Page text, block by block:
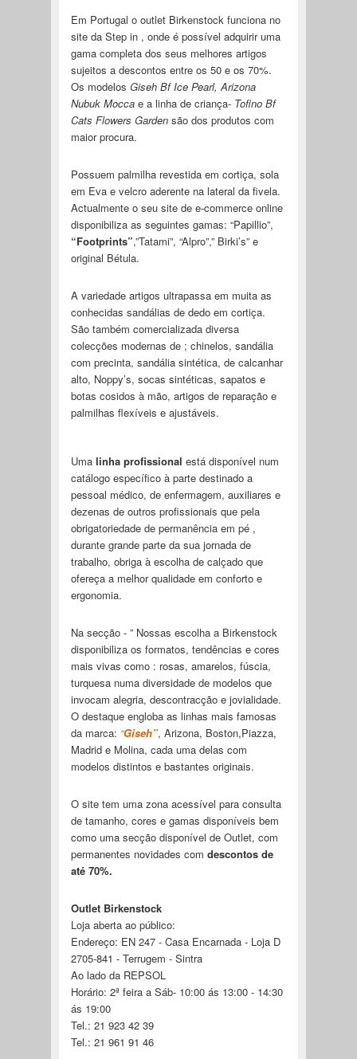
Em Portugal o outlet Birkenstock funciona no
site da Step in , onde é possível adquirir uma
gama completa dos seus melhores artigos
sujeitos a descontos entre os 50 e os 70%.
Os modelos Giseh Bf Ice Pearl, Arizona
Nubuk Moccae a linha de criança- Tofino Bf
Cats Flowers Gardensão dos produtos com
maior procura.
Possuem palmilha revestida em cortiça, sola
em Eva e velcro aderente na lateral da fivela.
Actualmente o seu site de e-commerce online
disponibiliza as seguintes gamas: “Papillio”,
“Footprints”,”Tatami”, “Alpro”,” Birki’s” e
original Bétula.
A variedade artigos ultrapassa em muita as
conhecidas sandálias de dedo em cortiça.
São também comercializada diversa
colecções modernas de ; chinelos, sandália
com precinta, sandália sintética, de calcanhar
alto, Noppy’s, socas sintéticas, sapatos e
botas cosidos à mão, artigos de reparação e
palmilhas flexíveis e ajustáveis.
Umalinha profissional está disponível num
catálogo específico à parte destinado a
pessoal médico, de enfermagem, auxiliares e
dezenas de outros profissionais que pela
obrigatoriedade de permanência em pé ,
durante grande parte da sua jornada de
trabalho, obriga à escolha de calçado que
ofereça a melhor qualidade em conforto e
ergonomia.
Na secção - ” Nossas escolha a Birkenstock
disponibiliza os formatos, tendências e cores
mais vivas como : rosas, amarelos, fúscia,
turquesa numa diversidade de modelos que
invocam alegria, descontracção e jovialidade.
O destaque engloba as linhas mais famosas
da marca: “Giseh”, Arizona, Boston,Piazza,
Madrid e Molina, cada uma delas com
modelos distintos e bastantes originais.
O site tem uma zona acessível para consulta
de tamanho, cores e gamas disponíveis bem
como uma secção disponível de Outlet, com
permanentes novidades com descontos de
até 70%.
Outlet Birkenstock
Loja aberta ao público:
Endereço: EN 247 - Casa Encarnada - Loja D
2705-841 - Terrugem - Sintra
Ao lado da REPSOL
Horário: 2ª feira a Sáb- 10:00 ás 13:00 - 14:30
ás 19:00
Tel.: 21 923 42 39
Tel.: 21 961 91 46